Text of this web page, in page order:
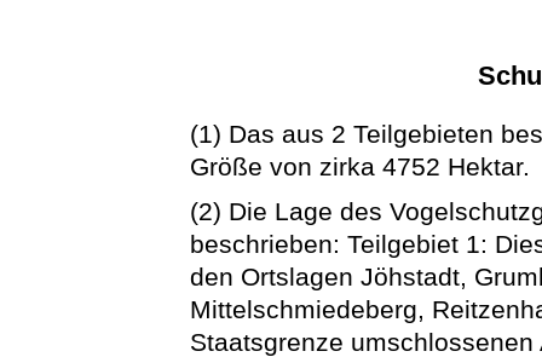
(1) Das aus 2 Teilgebieten
Größe von zirka 4752 Hektar.
(2) Die Lage des
beschrieben: Teilgebiet 1:
den Ortslagen Jöhstadt,
Mittelschmiedeberg,
Staatsgrenze umschlossenen